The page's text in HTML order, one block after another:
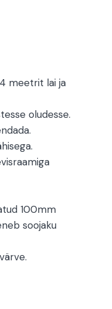
meetrit lai ja
oludesse.
100mm
soojaku